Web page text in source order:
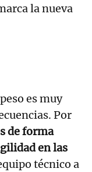
la nueva
es muy
Por
de forma
en las
técnico a